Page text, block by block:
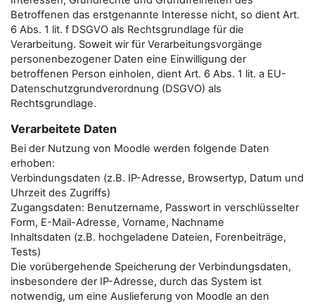
Betroffenen das erstgenannte Interesse nicht, so dient Art.
6 Abs. 1 lit. f DSGVO als Rechtsgrundlage für die
Verarbeitung. Soweit wir für Verarbeitungsvorgänge
personenbezogener Daten eine Einwilligung der
betroffenen Person einholen, dient Art. 6 Abs. 1 lit. a EU-
Datenschutzgrundverordnung (DSGVO) als
Rechtsgrundlage.
Verarbeitete Daten
Bei der Nutzung von Moodle werden folgende Daten
erhoben:
Verbindungsdaten (z.B. IP-Adresse, Browsertyp, Datum und
Uhrzeit des Zugriffs)
Zugangsdaten: Benutzername, Passwort in verschlüsselter
Form, E-Mail-Adresse, Vorname, Nachname
Inhaltsdaten (z.B. hochgeladene Dateien, Forenbeiträge,
Tests)
Die vorübergehende Speicherung der Verbindungsdaten,
insbesondere der IP-Adresse, durch das System ist
notwendig, um eine Auslieferung von Moodle an den